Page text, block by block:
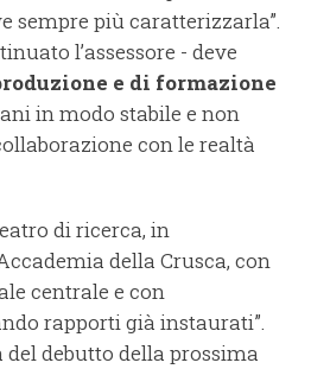
sempre più caratterizzarla”.
l’assessore - deve
e di formazione
in modo stabile e non
con le realtà
di ricerca, in
della Crusca, con
centrale e con
rapporti già instaurati”.
debutto della prossima